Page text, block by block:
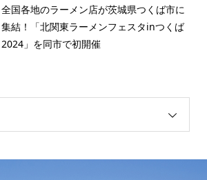
全国各地のラーメン店が茨城県つくば市に
集結！「北関東ラーメンフェスタinつくば
2024」を同市で初開催